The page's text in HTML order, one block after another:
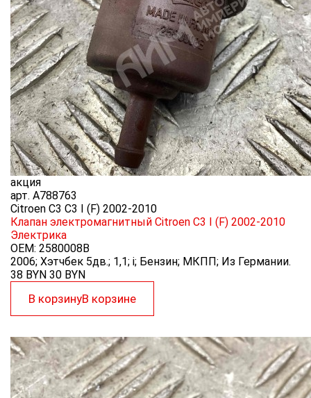
акция
арт. A788763
Citroen C3 C3 I (F) 2002-2010
Клапан электромагнитный Citroen C3 I (F) 2002-2010
Электрика
OEM: 2580008B
2006; Хэтчбек 5дв.; 1,1; i; Бензин; МКПП; Из Германии.
38 BYN 30 BYN
В корзинуВ корзине